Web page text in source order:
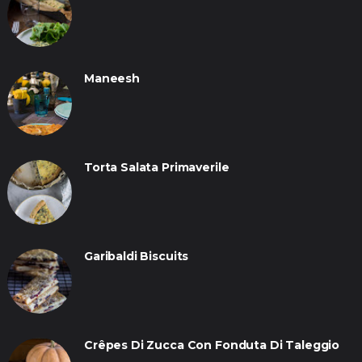
Maneesh
Torta Salata Primaverile
Garibaldi Biscuits
Crêpes Di Zucca Con Fonduta Di Taleggio